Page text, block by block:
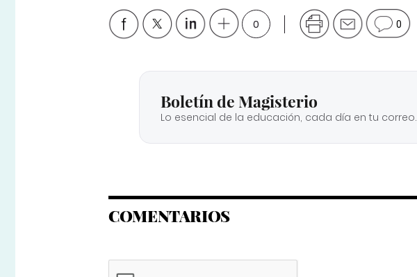
0 0
Boletín de Magisterio
Lo esencial de la educación, cada día en tu correo.
COMENTARIOS